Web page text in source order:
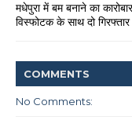
मधेपुरा में बम बनाने का
विस्फोटक के साथ दो गिरफ्तार
COMMENTS
No Comments: